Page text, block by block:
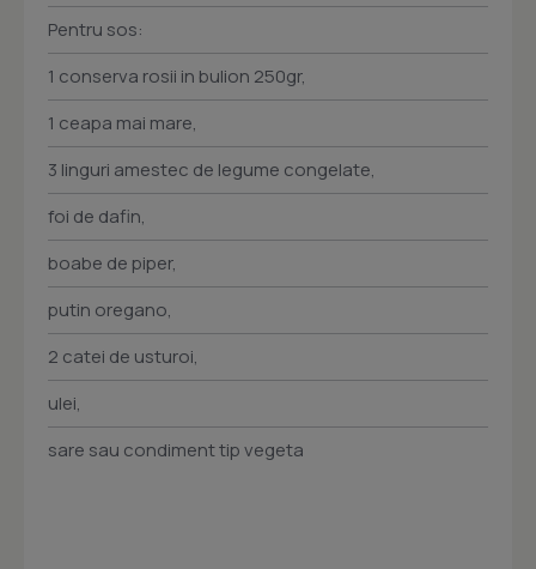
Pentru sos:
1 conserva rosii in bulion 250gr,
1 ceapa mai mare,
3 linguri amestec de legume congelate,
foi de dafin,
boabe de piper,
putin oregano,
2 catei de usturoi,
ulei,
sare sau condiment tip vegeta